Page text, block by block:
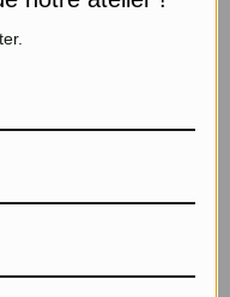
d’oreilles
fines